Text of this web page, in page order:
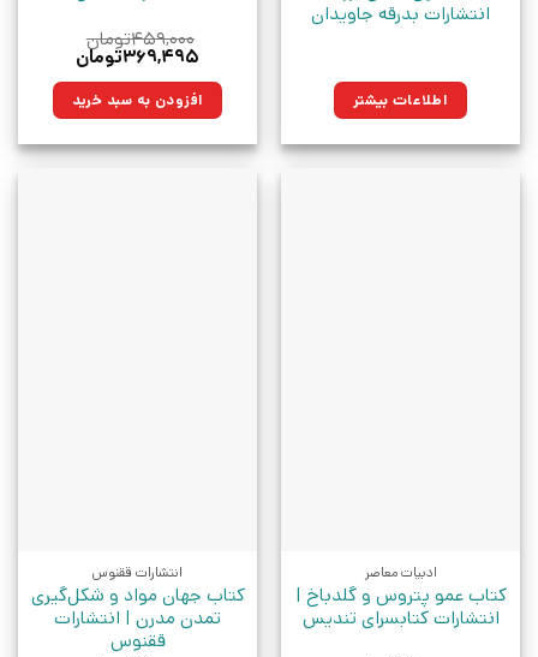
انتشارات بدرقه جاویدان
اطلاعات بیشتر
۴۵۹,۰۰۰تومان
قیمت
۴۵۹,۰۰۰تومان
بود.
۳۶۹,۴۹۵تومان
۳۶۹,۴۹۵تومان. افزودن به سبد خرید
ادبیات معاصر
کتاب عمو پتروس و گلدباخ |
انتشارات کتابسرای تندیس
انتشارات ققنوس
کتاب جهان مواد و شکل‌گیری
تمدن مدرن | انتشارات
ققنوس